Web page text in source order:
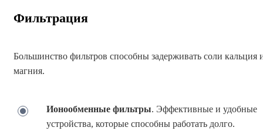
Фильтрация
Большинство фильтров способны задерживать соли кальция
магния.
Ионообменные фильтры. Эффективные и удобные
устройства, которые способны работать долго.